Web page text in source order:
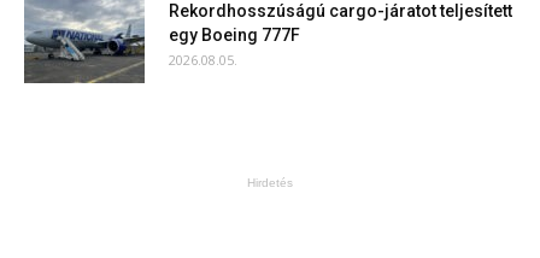
Rekordhosszúságú cargo-járatot teljesített
egy Boeing 777F
2026.08.05.
Hirdetés